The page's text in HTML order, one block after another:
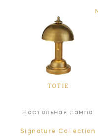
TOTIE
Настольная лампа
Signature Collection